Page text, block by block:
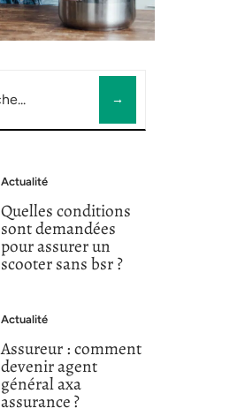
Actualité
Quelles conditions
sont demandées
pour assurer un
scooter sans bsr ?
Actualité
Assureur : comment
devenir agent
général axa
assurance ?